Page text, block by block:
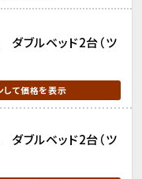
ブルベッド2台（ツ
して価格を表示
ブルベッド2台（ツ